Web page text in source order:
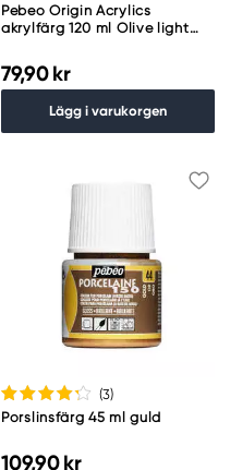
Pebeo Origin Acrylics
akrylfärg 120 ml Olive light
79,90 kr
Lägg i varukorgen
(3)
Porslinsfärg 45 ml guld
109,90 kr